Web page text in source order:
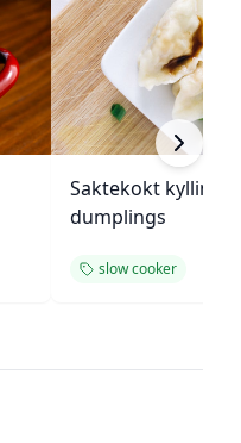
Saktekokt kylling
dumplings
slow cooker